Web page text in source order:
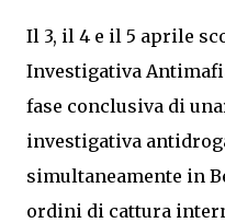
Il 3, il 4 e il 5 aprile
Investigativa
fase conclusiva di
investigativa
simultaneamente in
ordini di cattura